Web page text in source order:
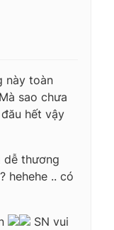
này toàn
Mà sao chưa
hết vậy
dễ thương
hehehe .. có
SN vui